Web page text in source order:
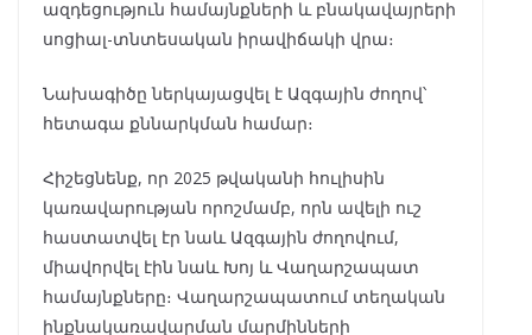
ազդեցություն համայնքների և բնակավայրերի
սոցիալ-տնտեսական իրավիճակի վրա։
Նախագիծը ներկայացվել է Ազգային ժողով՝
հետագա քննարկման համար։
Հիշեցնենք, որ 2025 թվականի հուլիսին
կառավարության որոշմամբ, որն ավելի ուշ
հաստատվել էր նաև Ազգային ժողովում,
միավորվել էին նաև Խոյ և Վաղարշապատ
համայնքները։ Վաղարշապատում տեղական
ինքնակառավարման մարմինների